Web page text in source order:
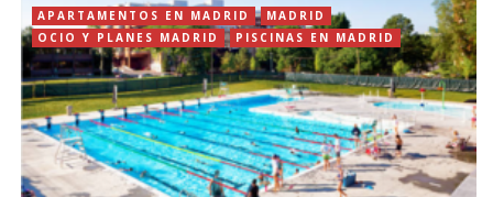
APARTAMENTOS EN MADRID
MADRID
OCIO Y PLANES MADRID
PISCINAS EN MADRID